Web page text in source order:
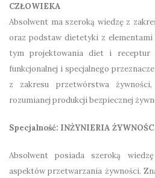
CZŁOWIEKA
Absolwent ma szeroką wiedzę z
oraz podstaw dietetyki z
tym projektowania diet i receptur
funkcjonalnej i specjalnego
z zakresu przetwórstwa
rozumianej produkcji bezpiecznej
Specjalność: INŻYNIERIA
Absolwent posiada szeroką
aspektów przetwarzania żywności.